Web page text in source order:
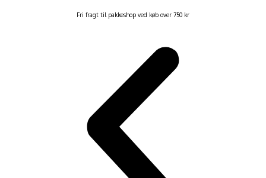
Fri fragt til pakkeshop ved køb over 750 kr